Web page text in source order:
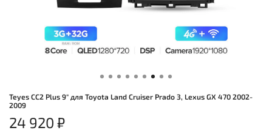
Teyes CC2 Plus 9" для Toyota Land Cruiser Prado 3, Lexus GX 470 2002-
2009
24 920 ₽